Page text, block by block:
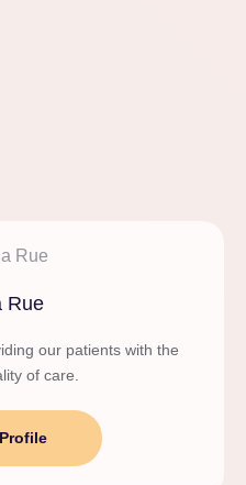
Rue
our patients with the
of care.